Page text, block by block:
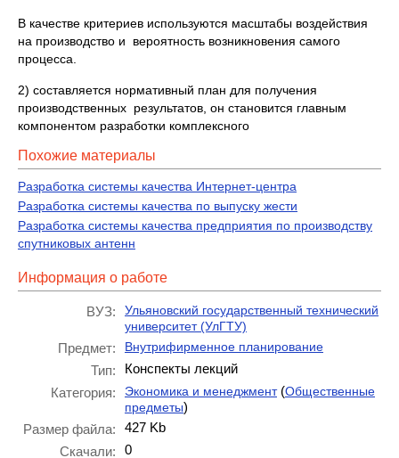
В качестве критериев используются масштабы воздействия
на производство и вероятность возникновения самого
процесса.
2) составляется нормативный план для получения
производственных результатов, он становится главным
компонентом разработки комплексного
Похожие материалы
Разработка системы качества Интернет-центра
Разработка системы качества по выпуску жести
Разработка системы качества предприятия по производству
спутниковых антенн
Информация о работе
ВУЗ:
Ульяновский государственный технический
университет (УлГТУ)
Предмет: Внутрифирменное планирование
Тип:
Конспекты лекций
Категория:
Экономика и менеджмент(Общественные
предметы)
Размер файла:
427 Kb
Скачали:
0